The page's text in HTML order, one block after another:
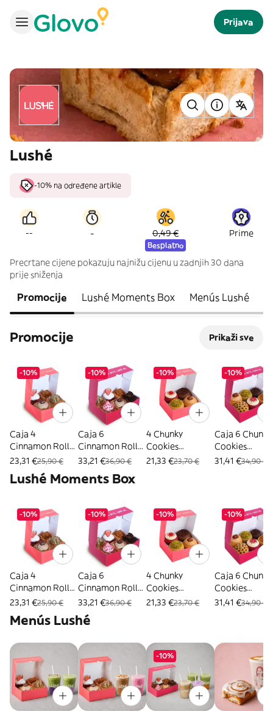
Prijava
Lushé
-10% na određene artikle
-- - 0,49 €
Besplatno
Prime
Precrtane cijene pokazuju najnižu cijenu u zadnjih 30 dana
prije sniženja
Promocije Lushé Moments Box Menús Lushé
Promocije Prikaži sve
-10%
Caja 4
Cinnamon Rolls
Artesanales
23,31 €25,90 €
-10%
Caja 6
Cinnamon Rolls
Artesanales
33,21 €36,90 €
-10%
4 Chunky
Cookies
Artesanales
21,33 €23,70 €
-10%
Caja 6 Chunky
Cookies
Artesanales
31,41 €34,90 €
Lushé Moments Box
-10%
Caja 4
Cinnamon Rolls
Artesanales
23,31 €25,90 €
-10%
Caja 6
Cinnamon Rolls
Artesanales
33,21 €36,90 €
-10%
4 Chunky
Cookies
Artesanales
21,33 €23,70 €
-10%
Caja 6 Chunky
Cookies
Artesanales
31,41 €34,90 €
Menús Lushé
-10%